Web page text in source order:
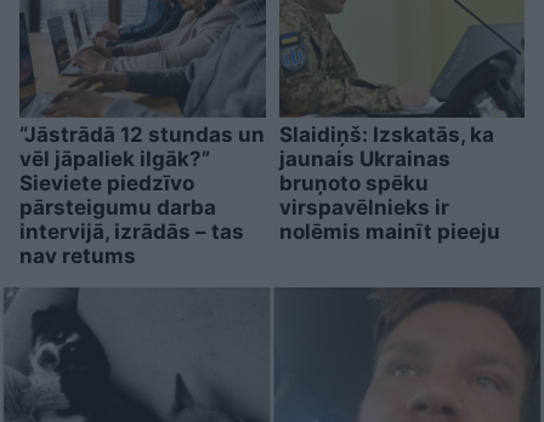
“Jāstrādā 12 stundas un
vēl jāpaliek ilgāk?”
Sieviete piedzīvo
pārsteigumu darba
intervijā, izrādās – tas
nav retums
Slaidiņš: Izskatās, ka
jaunais Ukrainas
bruņoto spēku
virspavēlnieks ir
nolēmis mainīt pieeju